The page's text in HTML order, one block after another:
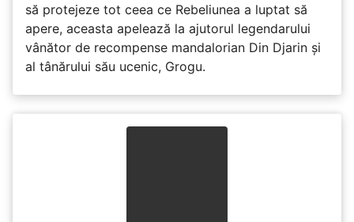
să protejeze tot ceea ce Rebeliunea a luptat să
apere, aceasta apelează la ajutorul legendarului
vânător de recompense mandalorian Din Djarin și
al tânărului său ucenic, Grogu.